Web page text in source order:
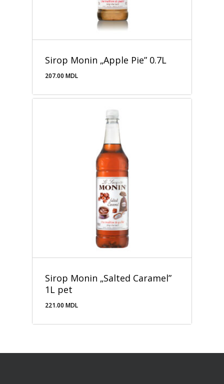
Sirop Monin „Apple Pie” 0.7L
207.00 MDL
Sirop Monin „Salted Caramel”
1L pet
221.00 MDL